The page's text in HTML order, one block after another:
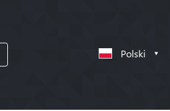
Polski